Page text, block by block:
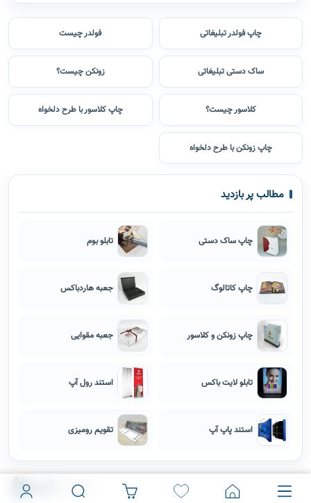
چاپ فولدر تبلیغاتی فولدر چیست
ساک دستی تبلیغاتی زونکن چیست؟
کلاسور چیست؟ چاپ کلاسور با طرح دلخواه
چاپ زونکن با طرح دلخواه
مطالب پر بازدید
چاپ ساک دستی تابلو بوم
چاپ کاتالوگ جعبه هاردباکس
چاپ زونکن و کلاسور جعبه مقوایی
تابلو لایت باکس استند رول آپ
استند پاپ آپ تقویم رومیزی